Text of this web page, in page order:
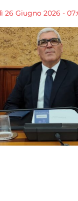
26 Giugno 2026 -